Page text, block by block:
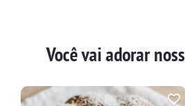
Você vai adorar